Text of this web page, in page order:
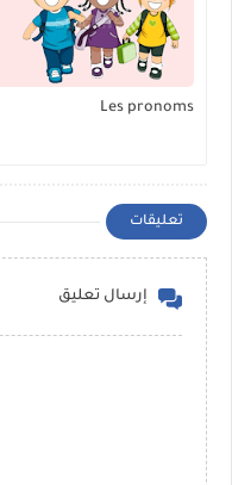
Les pronoms
تعليقات
إرسال تعليق